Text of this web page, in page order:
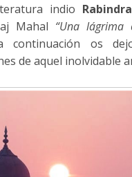
indio
Mahal “Una
os
de aquel inolvidable